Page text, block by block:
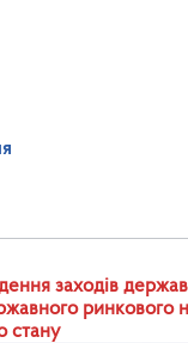
заходів
ринкового
стану